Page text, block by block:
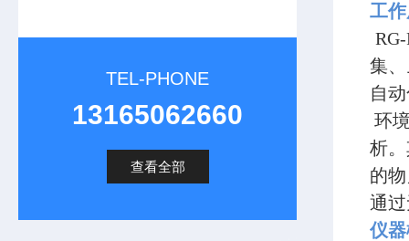
TEL-PHONE
13165062660
查看全部
工
集
自
环
析
的
通
仪